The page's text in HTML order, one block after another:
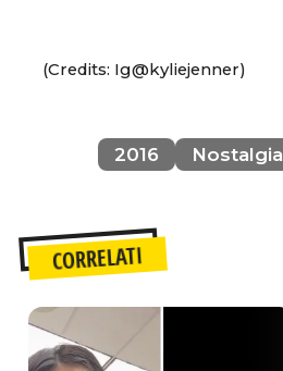
(Credits: Ig@kyliejenner)
2016 Nostalgia
CORRELATI